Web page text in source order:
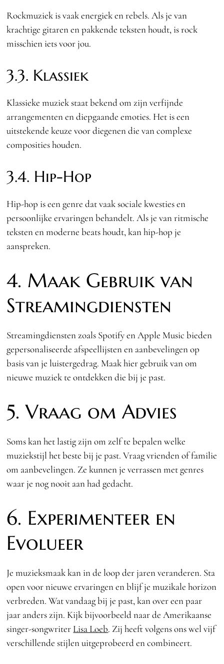
Rockmuziek is vaak energiek en rebels. Als je van
krachtige gitaren en pakkende teksten houdt, is rock
misschien iets voor jou.
3.3. Klassiek
Klassieke muziek staat bekend om zijn verfijnde
arrangementen en diepgaande emoties. Het is een
uitstekende keuze voor diegenen die van complexe
composities houden.
3.4. Hip-Hop
Hip-hop is een genre dat vaak sociale kwesties en
persoonlijke ervaringen behandelt. Als je van ritmische
teksten en moderne beats houdt, kan hip-hop je
aanspreken.
4. Maak Gebruik van
Streamingdiensten
Streamingdiensten zoals Spotify en Apple Music bieden
gepersonaliseerde afspeellijsten en aanbevelingen op
basis van je luistergedrag. Maak hier gebruik van om
nieuwe muziek te ontdekken die bij je past.
5. Vraag om Advies
Soms kan het lastig zijn om zelf te bepalen welke
muziekstijl het beste bij je past. Vraag vrienden of familie
om aanbevelingen. Ze kunnen je verrassen met genres
waar je nog nooit aan had gedacht.
6. Experimenteer en
Evolueer
Je muzieksmaak kan in de loop der jaren veranderen. Sta
open voor nieuwe ervaringen en blijf je muzikale horizon
verbreden. Wat vandaag bij je past, kan over een paar
jaar anders zijn. Kijk bijvoorbeeld naar de Amerikaanse
singer-songwriter Lisa Loeb. Zij heeft volgens ons wel vijf
verschillende stijlen uitgeprobeerd en combineert.